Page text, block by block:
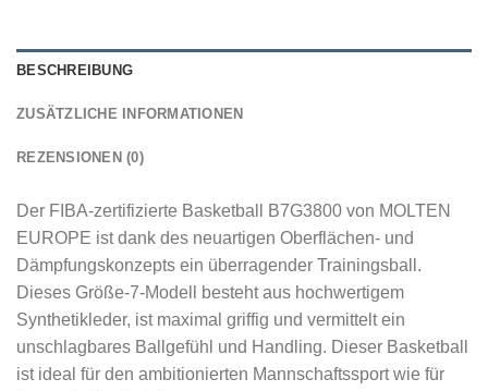
BESCHREIBUNG
ZUSÄTZLICHE INFORMATIONEN
REZENSIONEN (0)
Der FIBA-zertifizierte Basketball B7G3800 von MOLTEN
EUROPE ist dank des neuartigen Oberflächen- und
Dämpfungskonzepts ein überragender Trainingsball.
Dieses Größe-7-Modell besteht aus hochwertigem
Synthetikleder, ist maximal griffig und vermittelt ein
unschlagbares Ballgefühl und Handling. Dieser Basketball
ist ideal für den ambitionierten Mannschaftssport wie für